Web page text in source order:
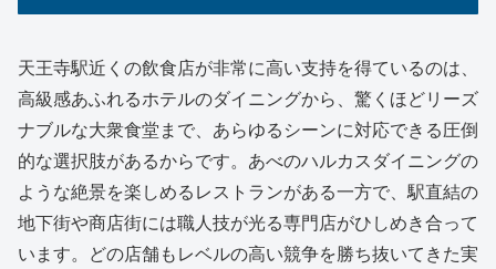
天王寺駅近くの飲食店が非常に高い支持を得ているのは、
高級感あふれるホテルのダイニングから、驚くほどリーズ
ナブルな大衆食堂まで、あらゆるシーンに対応できる圧倒
的な選択肢があるからです。あべのハルカスダイニングの
ような絶景を楽しめるレストランがある一方で、駅直結の
地下街や商店街には職人技が光る専門店がひしめき合って
います。どの店舗もレベルの高い競争を勝ち抜いてきた実